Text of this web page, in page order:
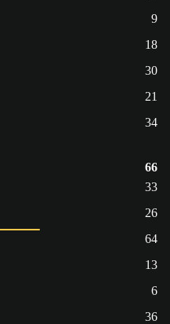
9
18
30
21
34
66
33
26
64
13
6
36